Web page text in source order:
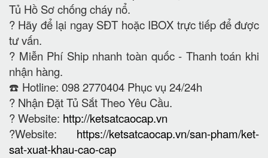
Tủ Hồ Sơ chống cháy nổ.
? Hãy để lại ngay SĐT hoặc IBOX trực tiếp để được
tư vấn.
? Miễn Phí Ship nhanh toàn quốc - Thanh toán khi
nhận hàng.
☎️ Hotline: 098 2770404 Phục vụ 24/24h
? Nhận Đặt Tủ Sắt Theo Yêu Cầu.
? Website: http://ketsatcaocap.vn
?Website: https://ketsatcaocap.vn/san-pham/ket-
sat-xuat-khau-cao-cap